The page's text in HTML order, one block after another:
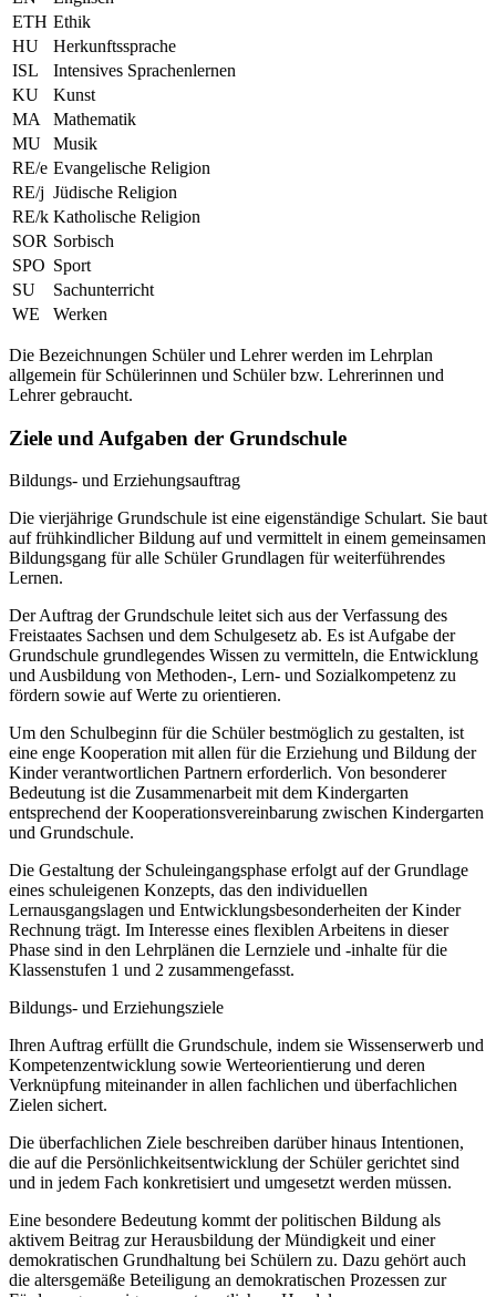
ETH Ethik
HU
Herkunftssprache
ISL
Intensives Sprachenlernen
KU
Kunst
MA
Mathematik
MU
Musik
RE/e Evangelische Religion
RE/j Jüdische Religion
RE/k Katholische Religion
SOR Sorbisch
SPO Sport
SU
Sachunterricht
WE
Werken
Die Bezeichnungen Schüler und Lehrer werden im Lehrplan
allgemein für Schülerinnen und Schüler bzw. Lehrerinnen und
Lehrer gebraucht.
Ziele und Aufgaben der Grundschule
Bildungs- und Erziehungsauftrag
Die vierjährige Grundschule ist eine eigenständige Schulart. Sie baut
auf frühkindlicher Bildung auf und vermittelt in einem gemeinsamen
Bildungsgang für alle Schüler Grundlagen für weiterführendes
Lernen.
Der Auftrag der Grundschule leitet sich aus der Verfassung des
Freistaates Sachsen und dem Schulgesetz ab. Es ist Aufgabe der
Grundschule grundlegendes Wissen zu vermitteln, die Entwicklung
und Ausbildung von Methoden-, Lern- und Sozialkompetenz zu
fördern sowie auf Werte zu orientieren.
Um den Schulbeginn für die Schüler bestmöglich zu gestalten, ist
eine enge Kooperation mit allen für die Erziehung und Bildung der
Kinder verantwortlichen Partnern erforderlich. Von besonderer
Bedeutung ist die Zusammenarbeit mit dem Kindergarten
entsprechend der Kooperationsvereinbarung zwischen Kindergarten
und Grundschule.
Die Gestaltung der Schuleingangsphase erfolgt auf der Grundlage
eines schuleigenen Konzepts, das den individuellen
Lernausgangslagen und Entwicklungsbesonderheiten der Kinder
Rechnung trägt. Im Interesse eines flexiblen Arbeitens in dieser
Phase sind in den Lehrplänen die Lernziele und -inhalte für die
Klassenstufen 1 und 2 zusammengefasst.
Bildungs- und Erziehungsziele
Ihren Auftrag erfüllt die Grundschule, indem sie Wissenserwerb und
Kompetenzentwicklung sowie Werteorientierung und deren
Verknüpfung miteinander in allen fachlichen und überfachlichen
Zielen sichert.
Die überfachlichen Ziele beschreiben darüber hinaus Intentionen,
die auf die Persönlichkeitsentwicklung der Schüler gerichtet sind
und in jedem Fach konkretisiert und umgesetzt werden müssen.
Eine besondere Bedeutung kommt der politischen Bildung als
aktivem Beitrag zur Herausbildung der Mündigkeit und einer
demokratischen Grundhaltung bei Schülern zu. Dazu gehört auch
die altersgemäße Beteiligung an demokratischen Prozessen zur